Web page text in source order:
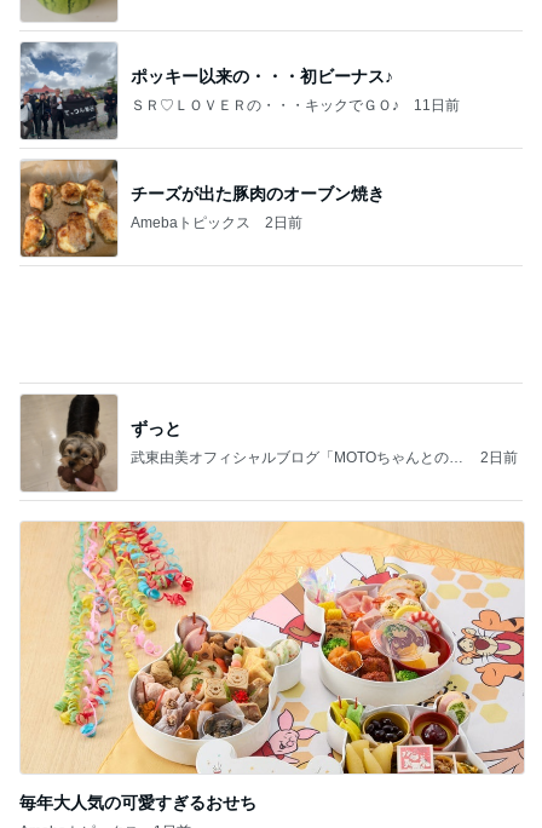
ポッキー以来の・・・初ビーナス♪
ＳＲ♡ＬＯＶＥＲの・・・キックでＧＯ♪ 11日前
チーズが出た豚肉のオーブン焼き
Amebaトピックス 2日前
ずっと
武東由美オフィシャルブログ「MOTOちゃんとのは
2日前
毎年大人気の可愛すぎるおせち